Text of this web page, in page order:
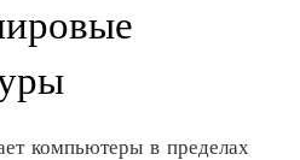
компьютеры в пределах